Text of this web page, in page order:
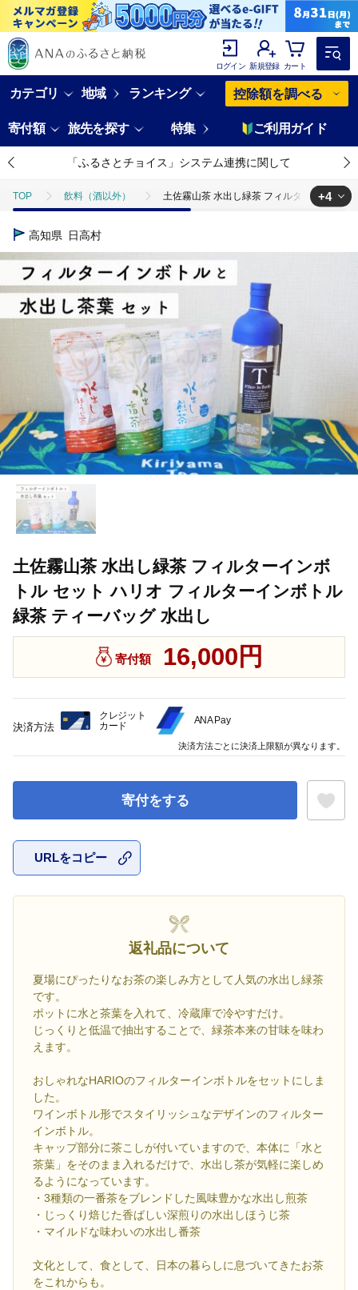
ログイン 新規登録 カート
カテゴリ 地域 ランキング 控除額を調べる
寄付額 旅先を探す 特集 ご利用ガイド
「ふるさとチョイス」システム連携に関して
TOP 飲料（酒以外） 土佐霧山茶 水出し緑茶 フィルターインボト
TOP
TOP 飲料（酒以外） ソフトドリンク ほかのソフトドリンク
TOP 飲料（酒以外） ほかの飲料 土佐霧山茶 水出し緑茶 フ
+4
高知県 日高村
土佐霧山茶 水出し緑茶 フィルターインボ
トル セット ハリオ フィルターインボトル
緑茶 ティーバッグ 水出し
寄付額 16,000円
寄付をする
URLをコピー
返礼品について
夏場にぴったりなお茶の楽しみ方として人気の水出し緑茶
です。
ポットに水と茶葉を入れて、冷蔵庫で冷やすだけ。
じっくりと低温で抽出することで、緑茶本来の甘味を味わ
えます。
おしゃれなHARIOのフィルターインボトルをセットにしま
した。
ワインボトル形でスタイリッシュなデザインのフィルター
インボトル。
キャップ部分に茶こしが付いていますので、本体に「水と
茶葉」をそのまま入れるだけで、水出し茶が気軽に楽しめ
るようになっています。
・3種類の一番茶をブレンドした風味豊かな水出し煎茶
・じっくり焙じた香ばしい深煎りの水出しほうじ茶
・マイルドな味わいの水出し番茶
文化として、食として、日本の暮らしに息づいてきたお茶
をこれからも。
決済方法
クレジット
カード
ANA Pay
決済方法ごとに決済上限額が異なります。